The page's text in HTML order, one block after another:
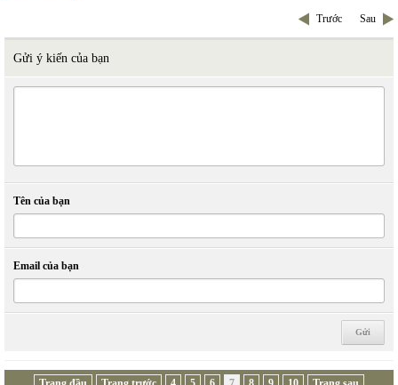
Trước Sau
Gửi ý kiến của bạn
Tên của bạn
Email của bạn